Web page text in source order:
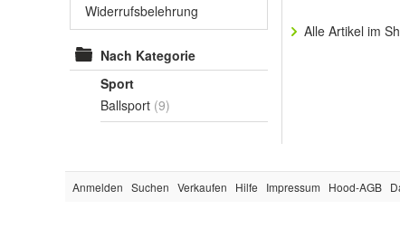
Widerrufsbelehrung
Nach Kategorie
Sport
Ballsport (9)
Alle Artikel im
Anmelden Suchen Verkaufen Hilfe Impressum Hood-AGB